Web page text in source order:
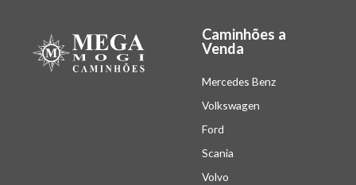
Caminhões a
Venda
Mercedes Benz
Volkswagen
Ford
Scania
Volvo